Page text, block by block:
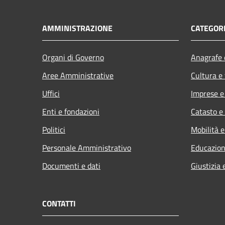
AMMINISTRAZIONE
Organi di Governo
Aree Amministrative
Uffici
Enti e fondazioni
Politici
Personale Amministrativo
Documenti e dati
Cultura
Imprese
Catasto
Mobilità
Giustizia
CONTATTI